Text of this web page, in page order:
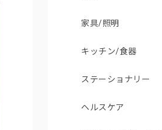
家具/照明
キッチン/食器
ステーショナリー
ヘルスケア